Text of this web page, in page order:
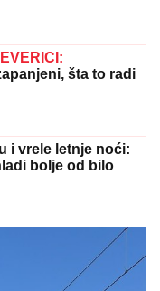
lovac J-20
ŠTIT oko
posebnim
savladale: